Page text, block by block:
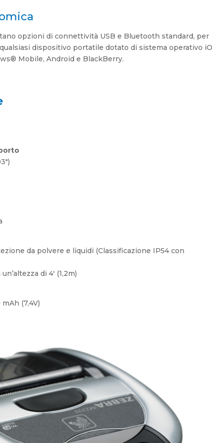
opzioni di connettività USB e Bluetooth standard, per
dispositivo portatile dotato di sistema operativo
Mobile, Android e BlackBerry.
da polvere e liquidi (Classificazione IP54 con
di 4′ (1,2m)
(7,4V)